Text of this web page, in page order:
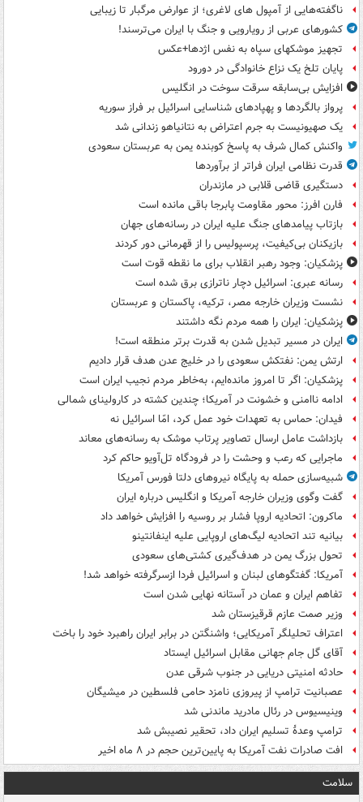
ناگفته‌هایی از آمپول های لاغری؛ از عوارض مرگبار تا زیبایی
کشورهای عربی از رویارویی و جنگ با ایران می‌ترسند!
تجهیز موشکهای سپاه به نفس اژدها+عکس
پایان تلخ یک نزاع خانوادگی در دورود
افزایش بی‌سابقه سرقت سوخت در انگلیس
پرواز بالگردها و پهپادهای شناسایی اسرائیل بر فراز سوریه
یک صهیونیست به جرم اعتراض به نتانیاهو زندانی شد
واکنش کمال شرف به پاسخ کوبنده یمن به عربستان سعودی
قدرت نظامی ایران فراتر از برآوردها
دستگیری قاضی قلابی در مازندران
فارن افرز: محور مقاومت پابرجا باقی مانده است
بازتاب پیامدهای جنگ علیه ایران در رسانه‌های جهان
بازیکنان بی‌کیفیت، پرسپولیس را از قهرمانی دور کردند
پزشکیان: وجود رهبر انقلاب برای ما نقطه قوت است
رسانه عبری: اسرائیل دچار ناترازی برق شده است
نشست وزیران خارجه مصر، ترکیه، پاکستان و عربستان
پزشکیان: ایران را همه مردم نگه داشتند
ایران در مسیر تبدیل شدن به قدرت برتر منطقه است!
ارتش یمن: نفتکش سعودی را در خلیج عدن هدف قرار دادیم
پزشکیان: اگر تا امروز مانده‌ایم، به‌خاطر مردم نجیب ایران است
ادامه ناامنی و خشونت در آمریکا؛ چندین کشته در کارولینای شمالی
فیدان: حماس به تعهدات خود عمل کرد، امّا اسرائیل نه
بازداشت عامل ارسال تصاویر پرتاب موشک به رسانه‌های معاند
ماجرایی که رعب و وحشت را در فرودگاه تل‌آویو حاکم کرد
شبیه‌سازی حمله به پایگاه نیروهای دلتا فورس آمریکا
گفت وگوی وزیران خارجه آمریکا و انگلیس درباره ایران
ماکرون: اتحادیه اروپا فشار بر روسیه را افزایش خواهد داد
بیانیه تند اتحادیه لیگ‌های اروپایی علیه اینفانتینو
تحول بزرگ یمن در هدف‌گیری کشتی‌های سعودی
آمریکا: گفتگوهای لبنان و اسرائیل فردا ازسرگرفته خواهد شد!
تفاهم ایران و عمان در آستانه نهایی شدن است
وزیر صمت عازم قرقیزستان شد
اعتراف تحلیلگر آمریکایی؛ واشنگتن در برابر ایران راهبرد خود را باخت
آقای گل جام جهانی مقابل اسرائیل ایستاد
حادثه امنیتی دریایی در جنوب شرقی عدن
عصبانیت ترامپ از پیروزی نامزد حامی فلسطین در میشیگان
وینیسیوس در رئال مادرید ماندنی شد
ترامپ وعدۀ تسلیم ایران داد، تحقیر نصیبش شد
افت صادرات نفت آمریکا به پایین‌ترین حجم در ۸ ماه اخیر
سلامت